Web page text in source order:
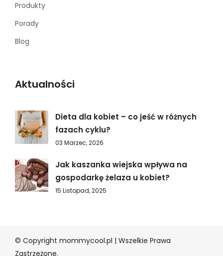
Produkty
Porady
Blog
Aktualności
Dieta dla kobiet – co jeść w różnych
fazach cyklu?
03 Marzec, 2026
Jak kaszanka wiejska wpływa na
gospodarkę żelaza u kobiet?
15 Listopad, 2025
© Copyright mommycool.pl | Wszelkie Prawa
Zastrzeżone.